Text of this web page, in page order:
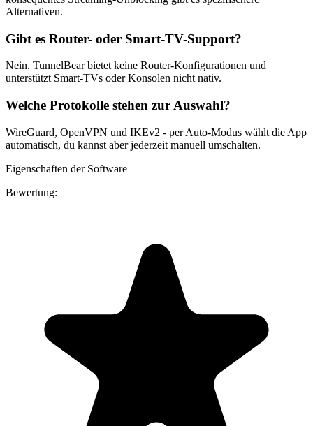
Alternativen.
Gibt es Router- oder Smart-TV-Support?
Nein. TunnelBear bietet keine Router-Konfigurationen und
unterstützt Smart-TVs oder Konsolen nicht nativ.
Welche Protokolle stehen zur Auswahl?
WireGuard, OpenVPN und IKEv2 - per Auto-Modus wählt die App
automatisch, du kannst aber jederzeit manuell umschalten.
Eigenschaften der Software
Bewertung: